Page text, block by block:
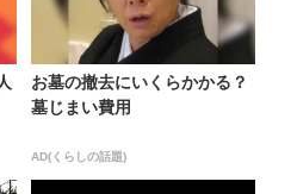
お墓の撤去にいくらかかる？
墓じまい費用
AD(くらしの話題)